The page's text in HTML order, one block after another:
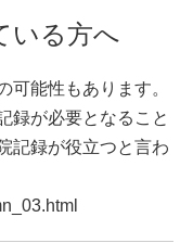
いる方へ
可能性もあります。
録が必要となること
記録が役立つと言わ